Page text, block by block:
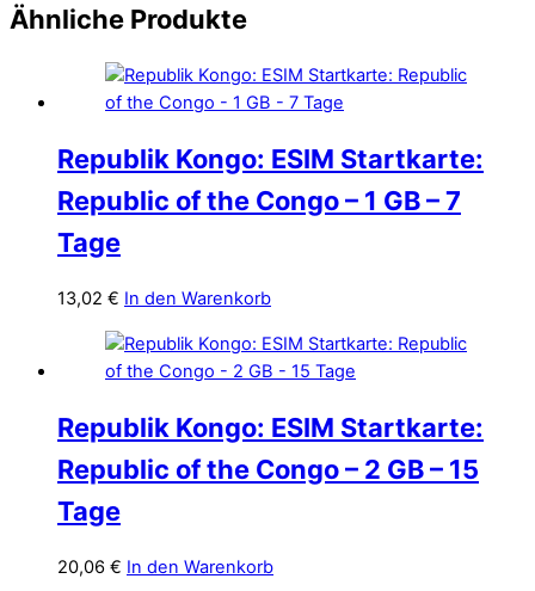
Ähnliche Produkte
Republik Kongo: ESIM Startkarte:
Republic of the Congo – 1 GB – 7
Tage
13,02 € In den Warenkorb
Republik Kongo: ESIM Startkarte:
Republic of the Congo – 2 GB – 15
Tage
20,06 € In den Warenkorb